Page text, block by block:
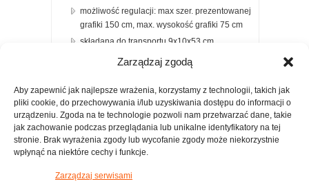
Zarządzaj zgodą
Aby zapewnić jak najlepsze wrażenia, korzystamy z technologii, takich jak
pliki cookie, do przechowywania i/lub uzyskiwania dostępu do informacji o
urządzeniu. Zgoda na te technologie pozwoli nam przetwarzać dane, takie
jak zachowanie podczas przeglądania lub unikalne identyfikatory na tej
stronie. Brak wyrażenia zgody lub wycofanie zgody może niekorzystnie
wpłynąć na niektóre cechy i funkcje.
Zarządzaj serwisami
możliwość regulacji: max szer. prezentowanej
grafiki 150 cm, max. wysokość grafiki 75 cm
składana do transportu 9x10x53 cm
lekka konstrukcja 1,2 kg
dwustronnego
łatwy montaż – bez użycia narzędzi
grafika na tkaninie obszyta jest silikonem, za
pomocą którego mocuje się ją do ramy na
wcisk
transportowa